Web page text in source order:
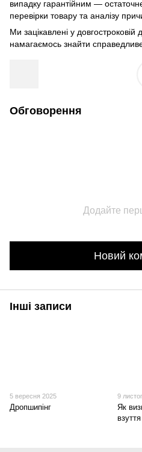
випадку гарантійним —
перевірки товару та аналізу
Ми зацікавлені у довгостроковій
намагаємось знайти
Обговорення
Додайте
Новий
Інші записи
5 вересня 2025
Дропшипінг
9
Як